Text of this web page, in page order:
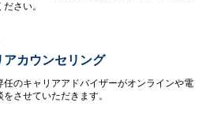
さい。
アカウンセリング
任のキャリアアドバイザーがオンラインや電
をさせていただきます。